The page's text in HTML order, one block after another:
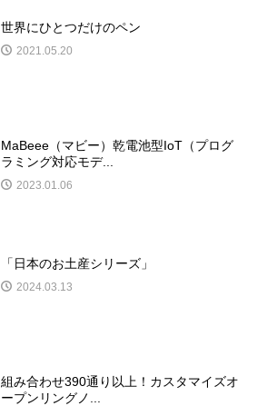
世界にひとつだけのペン
2021.05.20
MaBeee（マビー）乾電池型IoT（プログ
ラミング対応モデ...
2023.01.06
「日本のお土産シリーズ」
2024.03.13
組み合わせ390通り以上！カスタマイズオ
ープンリングノ...